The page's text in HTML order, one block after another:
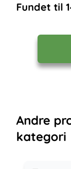
Fundet til
Andre
kategori